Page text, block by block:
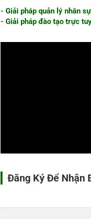
-Giải pháp quản lý nhân
-Giải pháp đào tạo trực
Đăng Ký Để Nhận